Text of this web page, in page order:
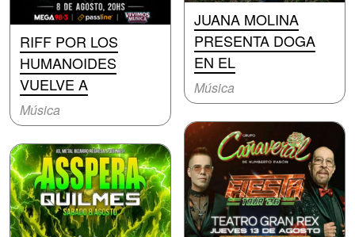
RIFF POR LOS
HUMANOIDES
VUELVE A
Música
JUANA MOLINA
PRESENTA DOGA
EN EL
Música